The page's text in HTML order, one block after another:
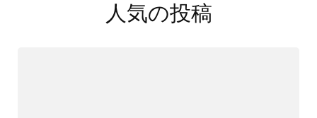
人気の投稿